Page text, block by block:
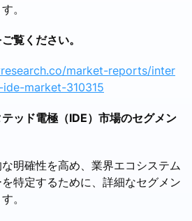
。
覧ください。
market-reports/inter
market-310315
ッド電極（IDE）市場のセグメン
明確性を高め、業界エコシステム
特定するために、詳細なセグメン
。